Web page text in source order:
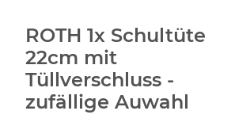
ROTH 1x Schultüte
22cm mit
Tüllverschluss -
zufällige Auwahl